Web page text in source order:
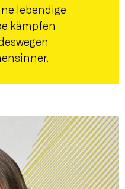
lebendige
kämpfen